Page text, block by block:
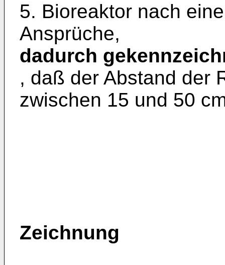
5. Bioreaktor nach
Ansprüche,
dadurch
, daß der Abstand der
zwischen 15 und 50
Zeichnung